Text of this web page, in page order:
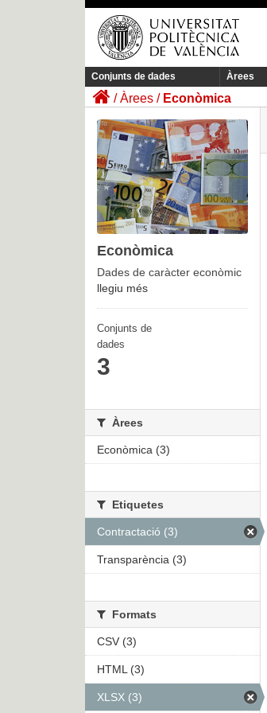
Conjunts de dades Àrees
Àrees Econòmica
Econòmica
Dades de caràcter econòmic
llegiu més
Conjunts de
dades
3
Àrees
Econòmica (3)
Etiquetes
Contractació (3)
Transparència (3)
Formats
CSV (3)
HTML (3)
XLSX (3)